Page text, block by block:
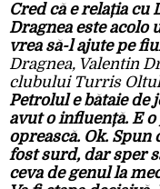
Cred că e relația cu
Dragnea este acolo
vrea să-l ajute pe
Dragnea, Valentin
clubului Turris
Petrolul e bătaie de
avut o influență. E
oprească. Ok. Spun
fost surd, dar sper
ceva de genul la